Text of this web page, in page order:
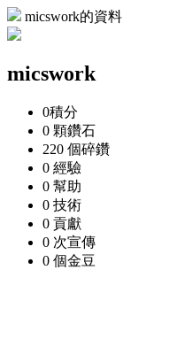
micswork的資料
micswork
0積分
0 顆鑽石
220 個碎鑽
0 經驗
0 幫助
0 技術
0 貢獻
0 次宣傳
0 個金豆